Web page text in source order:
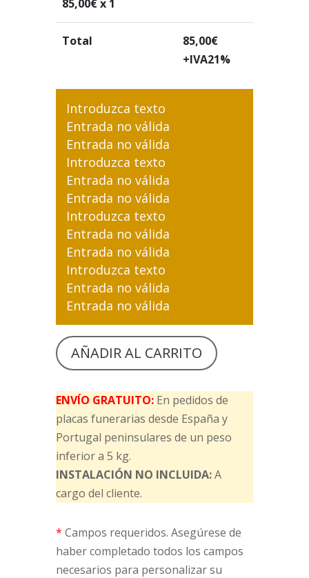
85,00€ x 1
Total 85,00€
+IVA21%
Introduzca texto
Entrada no válida
Entrada no válida
Introduzca texto
Entrada no válida
Entrada no válida
Introduzca texto
Entrada no válida
Entrada no válida
Introduzca texto
Entrada no válida
Entrada no válida
AÑADIR AL CARRITO
ENVÍO GRATUITO:En pedidos de
placas funerarias desde España y
Portugal peninsulares de un peso
inferior a 5 kg.
INSTALACIÓN NO INCLUIDA:A
cargo del cliente.
* Campos requeridos. Asegúrese de
haber completado todos los campos
necesarios para personalizar su